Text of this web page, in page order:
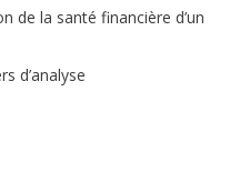
de la santé financière d’un
d’analyse